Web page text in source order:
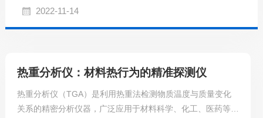
2022-11-14
热重分析仪：材料热行为的精准探测仪
热重分析仪（TGA）是利用热重法检测物质温度与质量变化
关系的精密分析仪器，广泛应用于材料科学、化工、医药等领